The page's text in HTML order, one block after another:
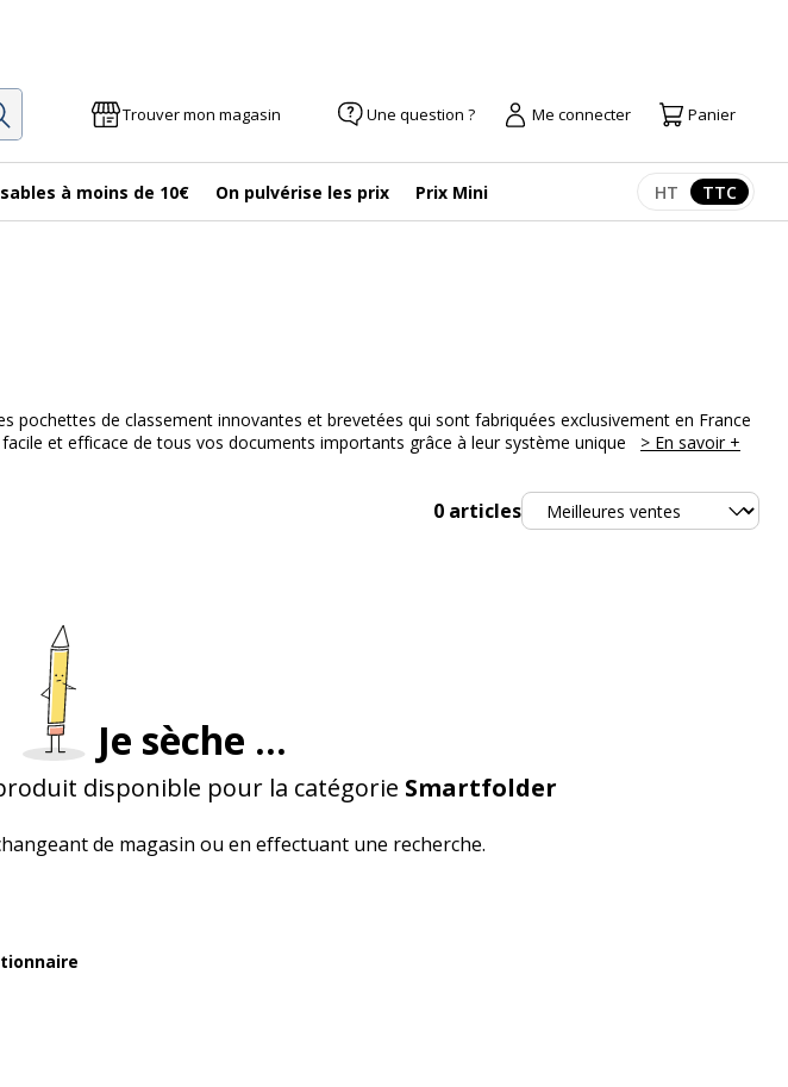
Rechercher Trouver mon magasin Une question ? Me connecter Panier
à moins de 10€ On pulvérise les prix Prix Mini Afficher les
HT TTC
pochettes de classement innovantes et brevetées qui sont fabriquées exclusivement en France
et efficace de tous vos documents importants grâce à leur système unique
> En savoir +
0 articlesTrier
Je sèche ...
disponible pour la catégorie Smartfolder
de magasin ou en effectuant une recherche.